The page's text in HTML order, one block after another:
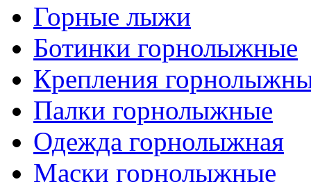
Горные лыжи
Ботинки горнолыжные
Крепления
Палки горнолыжные
Одежда горнолыжная
Маски горнолыжные